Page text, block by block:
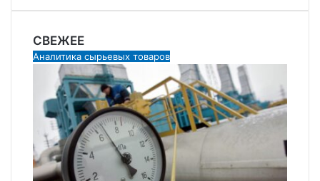
СВЕЖЕЕ
Аналитика сырьевых товаров